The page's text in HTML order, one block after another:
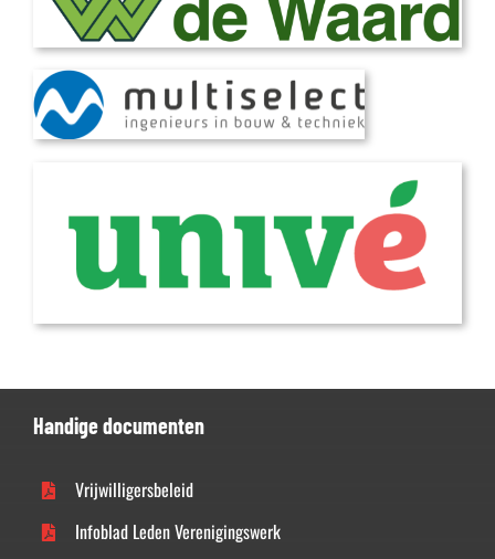
Handige documenten
Vrijwilligersbeleid
Infoblad Leden Verenigingswerk